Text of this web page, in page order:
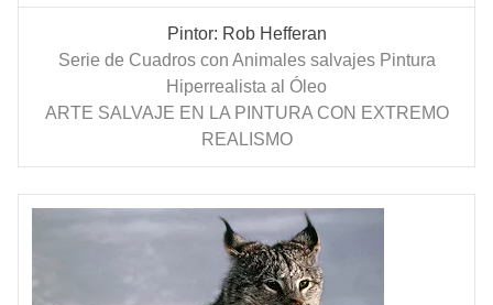
Pintor: Rob Hefferan
Serie de Cuadros con Animales salvajes Pintura
Hiperrealista al Óleo
ARTE SALVAJE EN LA PINTURA CON EXTREMO
REALISMO